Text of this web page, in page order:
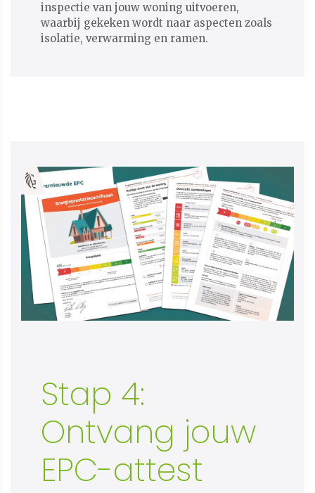
inspectie van jouw woning uitvoeren,
waarbij gekeken wordt naar aspecten zoals
isolatie, verwarming en ramen.
Stap 4:
Ontvang jouw
EPC-attest